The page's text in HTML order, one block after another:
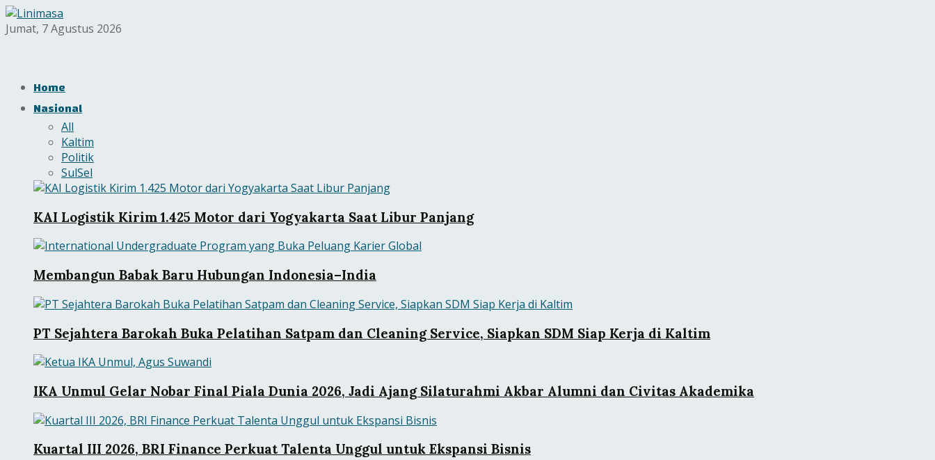
Jumat, 7 Agustus 2026
Home
Nasional
All
Kaltim
Politik
SulSel
KAI Logistik Kirim 1.425 Motor dari Yogyakarta Saat Libur Panjang
Membangun Babak Baru Hubungan Indonesia–India
PT Sejahtera Barokah Buka Pelatihan Satpam dan Cleaning Service, Siapkan SDM Siap Kerja di Kaltim
IKA Unmul Gelar Nobar Final Piala Dunia 2026, Jadi Ajang Silaturahmi Akbar Alumni dan Civitas Akademika
Kuartal III 2026, BRI Finance Perkuat Talenta Unggul untuk Ekspansi Bisnis